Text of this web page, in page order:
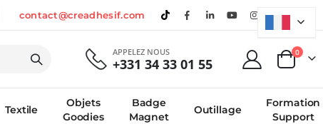
contact@creadhesif.com
APPELEZ NOUS
+331 34 33 01 55 Panier
0
Textile
Objets
Goodies
Badge
Magnet
Outillage
Formation
Support